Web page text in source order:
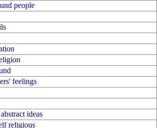
people
feelings
ideas
religious